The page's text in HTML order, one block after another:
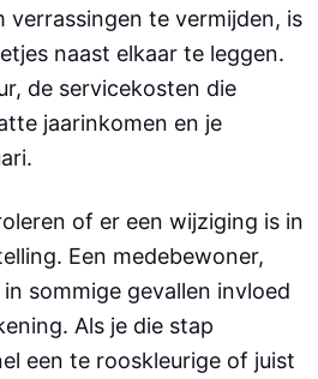
verrassingen te vermijden, is
naast elkaar te leggen.
de servicekosten die
jaarinkomen en je
of er een wijziging is in
Een medebewoner,
sommige gevallen invloed
Als je die stap
een te rooskleurige of juist